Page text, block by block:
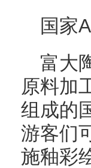
国家
富大
原料加
组成的
游客们
施釉彩